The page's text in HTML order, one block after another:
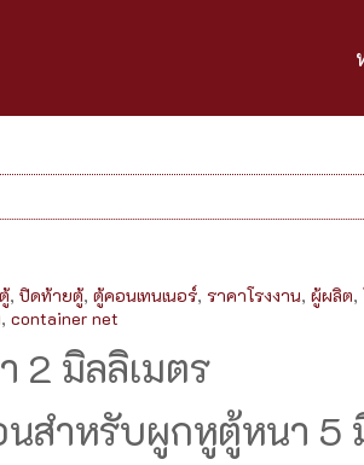
, ปิดท้ายตู้, ตู้คอนเทนเนอร์, ราคาโรงงาน, ผู้ผลิต,
, container net
2 มิลลิเมตร
นสำหรับผูกหูตู้หนา 5